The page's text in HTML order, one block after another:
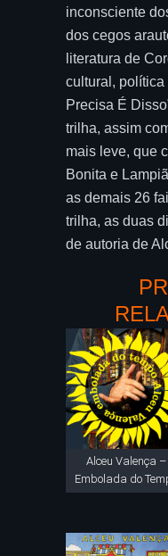
inconsciente
dos cegos
literatura de
cultural, política
Precisa É
trilha, assim
mais leve, que
Bonita e
as demais 26
trilha, as duas
de autoria de
Alceu Valença –
Embolada do